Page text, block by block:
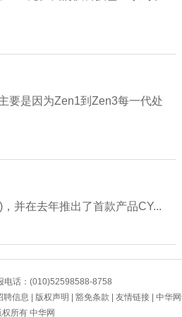
要是因为Zen1到Zen3每一代处
并在去年推出了首款产品CY...
电话：(010)52598588-8758
聘信息 版权声明 豁免条款 友情链接
中华
权所有 中华网